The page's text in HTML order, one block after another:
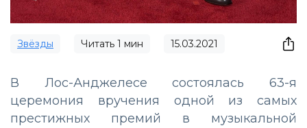
Звёзды Читать 1 мин 15.03.2021
В Лос-Анджелесе состоялась 63-я
церемония вручения одной из самых
престижных премий в музыкальной